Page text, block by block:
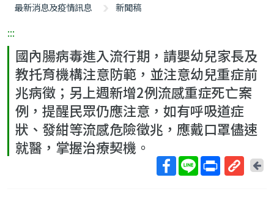
最新消息及疫情訊息
新聞稿
:::
國內腸病毒進入流行期，請嬰幼兒家長及
教托育機構注意防範，並注意幼兒重症前
兆病徵；另上週新增2例流感重症死亡案
例，提醒民眾仍應注意，如有呼吸道症
狀、發紺等流感危險徵兆，應戴口罩儘速
就醫，掌握治療契機。
回